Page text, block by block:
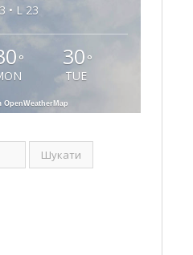
• L 23
° 30 °
TUE
OpenWeatherMap